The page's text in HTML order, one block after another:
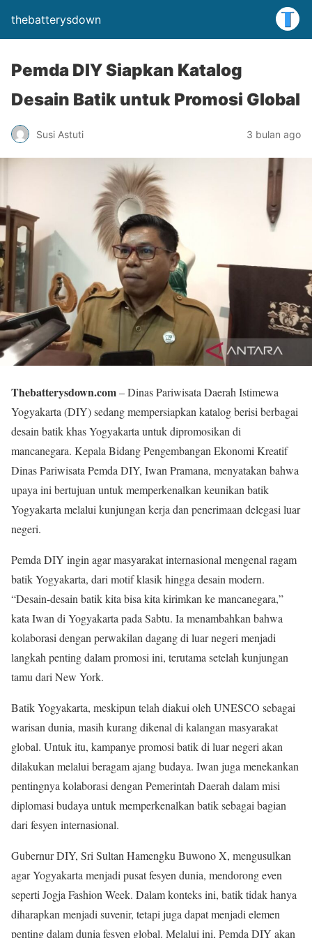
thebatterysdown
Pemda DIY Siapkan Katalog
Desain Batik untuk Promosi Global
Susi Astuti 3 bulan ago
Thebatterysdown.com– Dinas Pariwisata Daerah Istimewa
Yogyakarta (DIY) sedang mempersiapkan katalog berisi berbagai
desain batik khas Yogyakarta untuk dipromosikan di
mancanegara. Kepala Bidang Pengembangan Ekonomi Kreatif
Dinas Pariwisata Pemda DIY, Iwan Pramana, menyatakan bahwa
upaya ini bertujuan untuk memperkenalkan keunikan batik
Yogyakarta melalui kunjungan kerja dan penerimaan delegasi luar
negeri.
Pemda DIY ingin agar masyarakat internasional mengenal ragam
batik Yogyakarta, dari motif klasik hingga desain modern.
“Desain-desain batik kita bisa kita kirimkan ke mancanegara,”
kata Iwan di Yogyakarta pada Sabtu. Ia menambahkan bahwa
kolaborasi dengan perwakilan dagang di luar negeri menjadi
langkah penting dalam promosi ini, terutama setelah kunjungan
tamu dari New York.
Batik Yogyakarta, meskipun telah diakui oleh UNESCO sebagai
warisan dunia, masih kurang dikenal di kalangan masyarakat
global. Untuk itu, kampanye promosi batik di luar negeri akan
dilakukan melalui beragam ajang budaya. Iwan juga menekankan
pentingnya kolaborasi dengan Pemerintah Daerah dalam misi
diplomasi budaya untuk memperkenalkan batik sebagai bagian
dari fesyen internasional.
Gubernur DIY, Sri Sultan Hamengku Buwono X, mengusulkan
agar Yogyakarta menjadi pusat fesyen dunia, mendorong even
seperti Jogja Fashion Week. Dalam konteks ini, batik tidak hanya
diharapkan menjadi suvenir, tetapi juga dapat menjadi elemen
penting dalam dunia fesyen global. Melalui ini, Pemda DIY akan